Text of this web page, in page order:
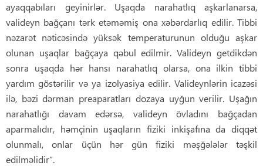
ayaqqabıları geyinirlər. Uşaqda narahatlıq aşkarlanarsa,
valideyn bağçanı tərk etəməmiş ona xəbərdarlıq edilir. Tibbi
nəzarət nəticəsində yüksək temperaturunun olduğu aşkar
olunan uşaqlar bağçaya qəbul edilmir. Valideyn getdikdən
sonra uşaqda hər hansı narahatlıq olarsa, ona ilkin tibbi
yardım göstərilir və ya izolyasiya edilir. Valideynlərin icazəsi
ilə, bəzi dərman preaparatları dozaya uyğun verilir. Uşağın
narahatlığı davam edərsə, valideyn övladını bağçadan
aparmalıdır, həmçinin uşaqların fiziki inkişafına da diqqət
olunmalı, onlar üçün hər gün fiziki məşğələlər təşkil
edilməlidir”.